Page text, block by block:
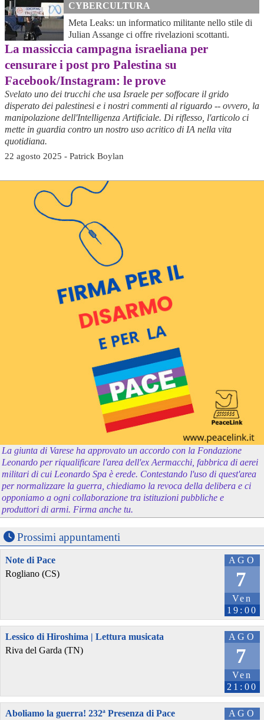
CYBERCULTURA
Meta Leaks: un informatico militante nello stile di
Julian Assange ci offre rivelazioni scottanti.
La massiccia campagna israeliana per
censurare i post pro Palestina su
Facebook/Instagram: le prove
Svelato uno dei trucchi che usa Israele per soffocare il grido
disperato dei palestinesi e i nostri commenti al riguardo -- ovvero, la
manipolazione dell'Intelligenza Artificiale. Di riflesso, l'articolo ci
mette in guardia contro un nostro uso acritico di IA nella vita
quotidiana.
22 agosto 2025 - Patrick Boylan
La giunta di Varese ha approvato un accordo con la Fondazione
Leonardo per riqualificare l'area dell'ex Aermacchi, fabbrica di aerei
militari di cui Leonardo Spa è erede. Contestando l'uso di quest'area
per normalizzare la guerra, chiediamo la revoca della delibera e ci
opponiamo a ogni collaborazione tra istituzioni pubbliche e
produttori di armi. Firma anche tu.
Prossimi appuntamenti
AGO
7
Ven
19:00
Note di Pace
Rogliano (CS)
AGO
7
Ven
21:00
Lessico di Hiroshima | Lettura musicata
Riva del Garda (TN)
AGO
Aboliamo la guerra! 232ª Presenza di Pace